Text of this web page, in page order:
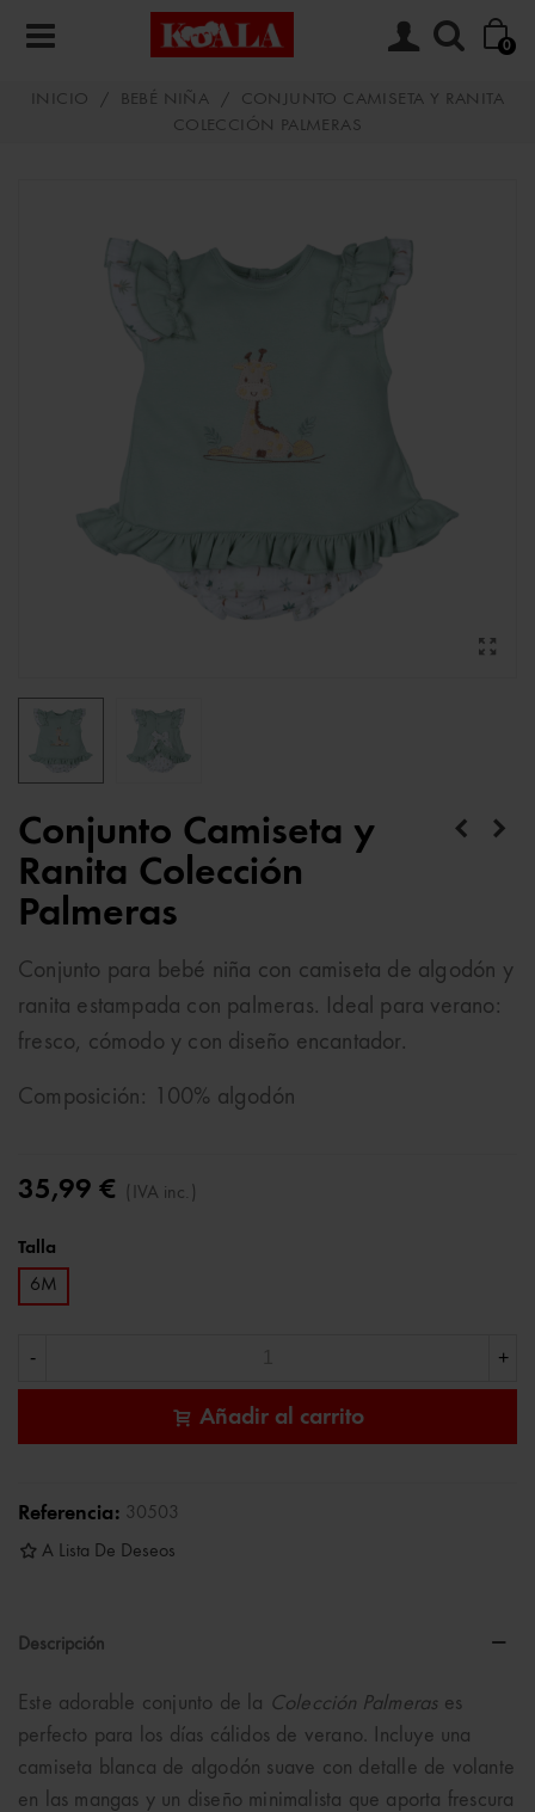
0
INICIO / BEBÉ NIÑA /
CONJUNTO CAMISETA Y RANITA
COLECCIÓN PALMERAS
Conjunto Camiseta y
Ranita Colección
Palmeras
Conjunto para bebé niña con camiseta de algodón y
ranita estampada con palmeras. Ideal para verano:
fresco, cómodo y con diseño encantador.
Composición: 100% algodón
35,99 € (IVA inc.)
Talla
6M
- +
Añadir al carrito
Referencia: 30503
A Lista De Deseos
Descripción
Este adorable conjunto de la Colección Palmeras es
perfecto para los días cálidos de verano. Incluye una
camiseta blanca de algodón suave con detalle de volante
en las mangas y un diseño minimalista que aporta frescura